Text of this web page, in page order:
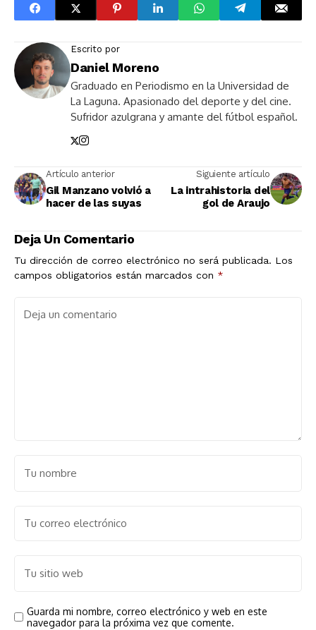
Escrito por
Daniel Moreno
Graduado en Periodismo en la Universidad de
La Laguna. Apasionado del deporte y del cine.
Sufridor azulgrana y amante del fútbol español.
Artículo anterior
Gil Manzano volvió a
hacer de las suyas
Siguiente artículo
La intrahistoria del
gol de Araujo
Deja Un Comentario
Tu dirección de correo electrónico no será publicada. Los
campos obligatorios están marcados con *
Guarda mi nombre, correo electrónico y web en este
navegador para la próxima vez que comente.